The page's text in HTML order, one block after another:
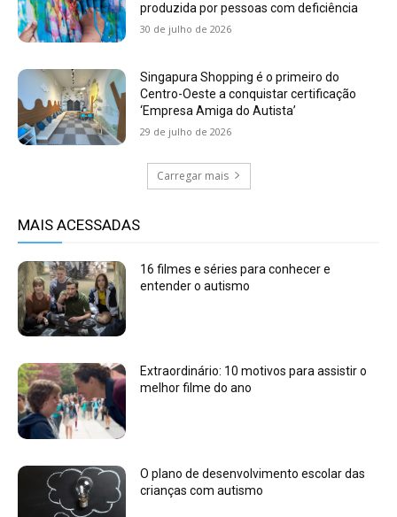
produzida por pessoas com deficiência
30 de julho de 2026
Singapura Shopping é o primeiro do
Centro-Oeste a conquistar certificação
‘Empresa Amiga do Autista’
29 de julho de 2026
Carregar mais
MAIS ACESSADAS
16 filmes e séries para conhecer e
entender o autismo
Extraordinário: 10 motivos para assistir o
melhor filme do ano
O plano de desenvolvimento escolar das
crianças com autismo